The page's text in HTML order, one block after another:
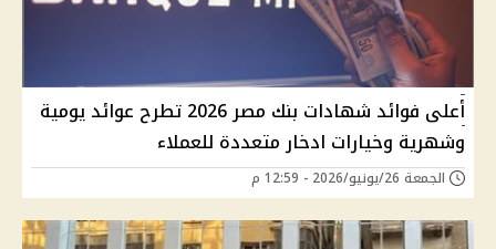
أعلى فوائد شهادات بنك مصر 2026 تطرح عوائد يومية
وشهرية وخيارات ادخار متعددة للعملاء
الجمعة 26/يونيو/2026 - 12:59 م